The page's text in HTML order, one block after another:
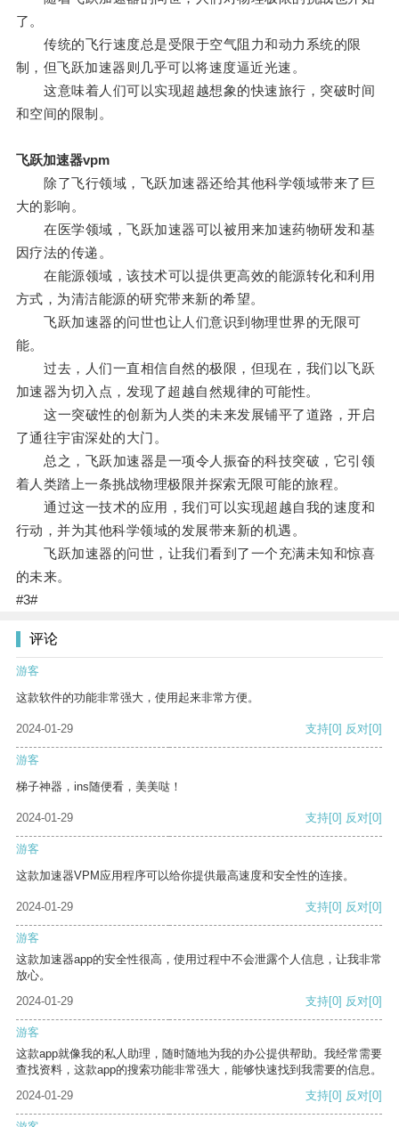
了。
传统的飞行速度总是受限于空气阻力和动力系统的限
制，但飞跃加速器则几乎可以将速度逼近光速。
这意味着人们可以实现超越想象的快速旅行，突破时间
和空间的限制。
飞跃加速器vpm
除了飞行领域，飞跃加速器还给其他科学领域带来了巨
大的影响。
在医学领域，飞跃加速器可以被用来加速药物研发和基
因疗法的传递。
在能源领域，该技术可以提供更高效的能源转化和利用
方式，为清洁能源的研究带来新的希望。
飞跃加速器的问世也让人们意识到物理世界的无限可
能。
过去，人们一直相信自然的极限，但现在，我们以飞跃
加速器为切入点，发现了超越自然规律的可能性。
这一突破性的创新为人类的未来发展铺平了道路，开启
了通往宇宙深处的大门。
总之，飞跃加速器是一项令人振奋的科技突破，它引领
着人类踏上一条挑战物理极限并探索无限可能的旅程。
通过这一技术的应用，我们可以实现超越自我的速度和
行动，并为其他科学领域的发展带来新的机遇。
飞跃加速器的问世，让我们看到了一个充满未知和惊喜
的未来。
#3#
评论
游客
这款软件的功能非常强大，使用起来非常方便。
2024-01-29 支持[0] 反对[0]
游客
梯子神器，ins随便看，美美哒！
2024-01-29 支持[0] 反对[0]
游客
这款加速器VPM应用程序可以给你提供最高速度和安全性的连接。
2024-01-29 支持[0] 反对[0]
游客
这款加速器app的安全性很高，使用过程中不会泄露个人信息，让我非常
放心。
2024-01-29
支持[0] 反对[0]
游客
这款app就像我的私人助理，随时随地为我的办公提供帮助。我经常需要
查找资料，这款app的搜索功能非常强大，能够快速找到我需要的信息。
2024-01-29
支持[0] 反对[0]